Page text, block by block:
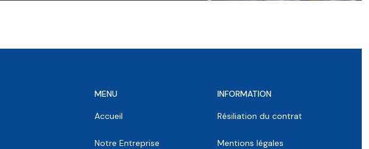
MENU
Accueil
Notre Entreprise
INFORMATION
Résiliation du contrat
Mentions légales